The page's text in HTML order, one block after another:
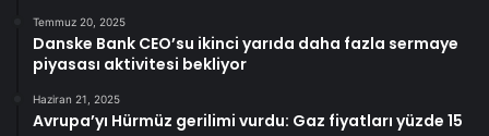
Temmuz 20, 2025
Danske Bank CEO’su ikinci yarıda daha fazla sermaye
piyasası aktivitesi bekliyor
Haziran 21, 2025
Avrupa’yı Hürmüz gerilimi vurdu: Gaz fiyatları yüzde 15